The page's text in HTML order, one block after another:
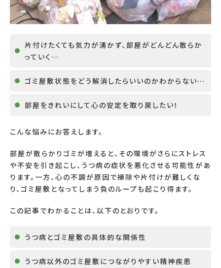
片付けたくても気力が湧かず、部屋がどんどん散らか
っていく…
ゴミ屋敷状態をどう解消したらいいのかわからない…
部屋をきれいにして心の安定を取り戻したい！
こんな悩みにお答えします。
部屋が散らかりゴミが増えると、その環境がさらにストレス
や不安を引き起こし、うつ病の症状を悪化させる可能性があ
ります。一方、心の不調が原因で掃除や片付けが難しくな
り、ゴミ屋敷となってしまう負のループも起こり得ます。
この記事でわかることは、以下のとおりです。
うつ病とゴミ屋敷の具体的な関係性
うつ病以外のゴミ屋敷につながりやすい精神疾患